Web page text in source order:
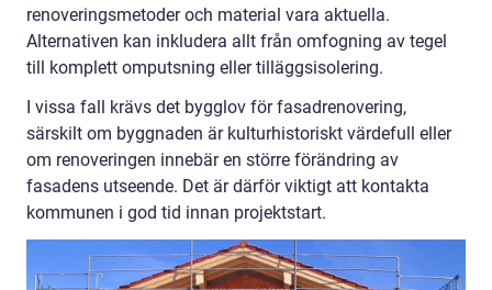
renoveringsmetoder och material vara aktuella.
Alternativen kan inkludera allt från omfogning av tegel
till komplett omputsning eller tilläggsisolering.
I vissa fall krävs det bygglov för fasadrenovering,
särskilt om byggnaden är kulturhistoriskt värdefull eller
om renoveringen innebär en större förändring av
fasadens utseende. Det är därför viktigt att kontakta
kommunen i god tid innan projektstart.